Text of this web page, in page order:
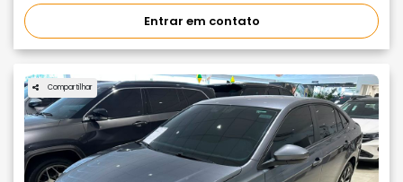
Entrar em contato
Compartilhar